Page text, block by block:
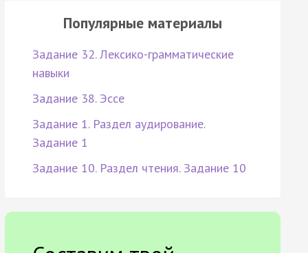
Популярные материалы
Задание 32. Лексико-грамматические
навыки
Задание 38. Эссе
Задание 1. Раздел аудирование.
Задание 1
Задание 10. Раздел чтения. Задание 10